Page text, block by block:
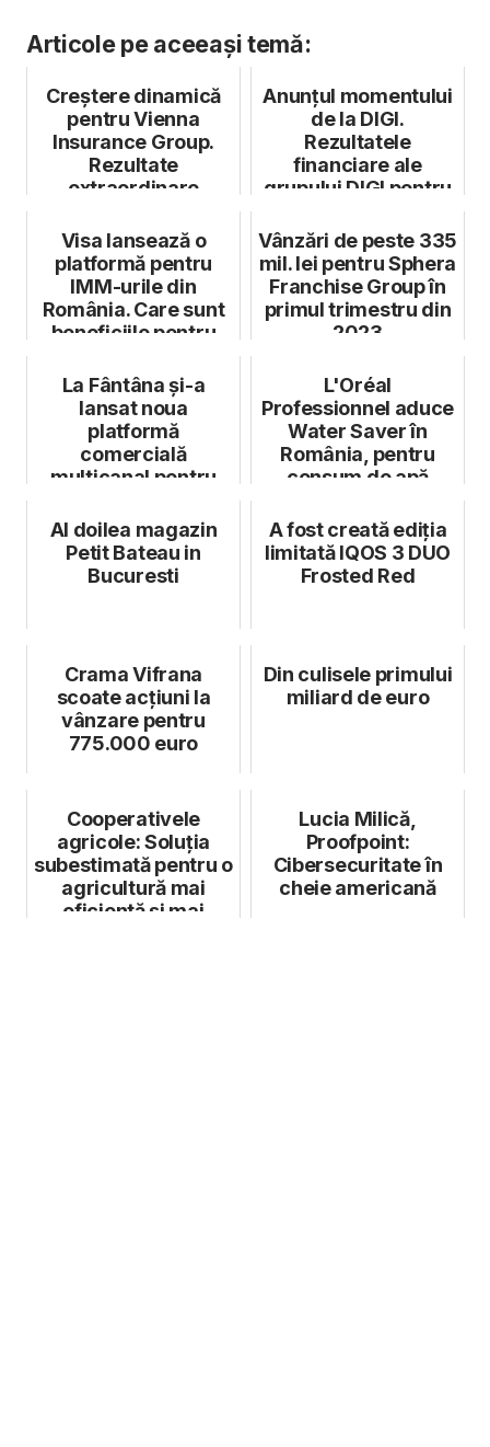
Articole pe aceeași temă:
Creștere dinamică
pentru Vienna
Insurance Group.
Rezultate
extraordinare
Anunțul momentului
de la DIGI.
Rezultatele
financiare ale
grupului DIGI pentru
creștere...
Visa lansează o
platformă pentru
IMM-urile din
România. Care sunt
beneficiile pentru
Vânzări de peste 335
mil. lei pentru Sphera
Franchise Group în
primul trimestru din
2023
La Fântâna și-a
lansat noua
platformă
comercială
multicanal pentru
juridice
L'Oréal
Professionnel aduce
Water Saver în
România, pentru
consum de apă
de coafu...
Al doilea magazin
Petit Bateau in
Bucuresti
A fost creată ediția
limitată IQOS 3 DUO
Frosted Red
Crama Vifrana
scoate acțiuni la
vânzare pentru
775.000 euro
Din culisele primului
miliard de euro
Cooperativele
agricole: Soluția
subestimată pentru o
agricultură mai
eficientă și mai
Lucia Milică,
Proofpoint:
Cibersecuritate în
cheie americană